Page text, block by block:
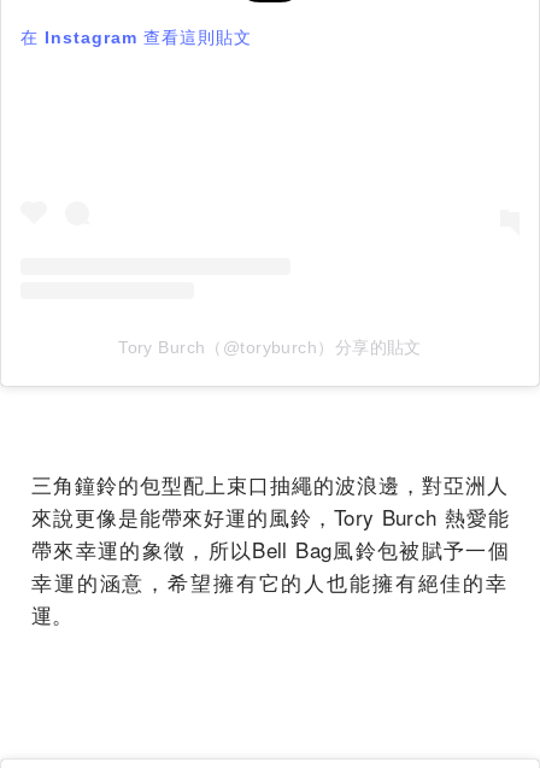
在 Instagram 查看這則貼文
Tory Burch（@toryburch）分享的貼文
三角鐘鈴的包型配上束口抽繩的波浪邊， 對亞洲人
來說更像是能帶來好運的風鈴，Tory Burch 熱愛能
帶來幸運的象徵，所以Bell Bag風鈴包被賦予一個
幸運的涵意，希望擁有它的人也能擁有絕佳的幸
運。